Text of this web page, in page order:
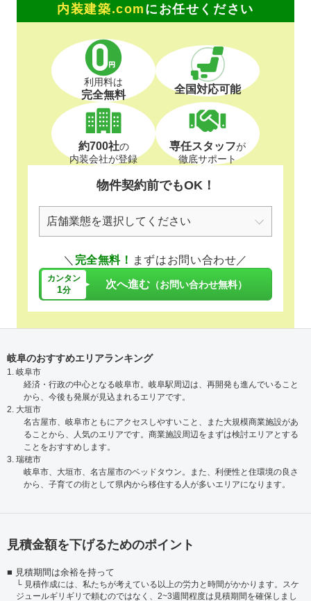
内装建築.com にお任せください
利用料は
完全無料 全国対応可能
約700社の
内装会社が登録
専任スタッフが
徹底サポート
物件契約前でもOK！
＼ 完全無料！ まずはお問い合わせ／
カンタン
1分 次へ進む （お問い合わせ無料）
岐阜のおすすめエリアランキング
1. 岐阜市
経済・行政の中心となる岐阜市。岐阜駅周辺は、再開発も進んでいること
から、今後も発展が見込まれるエリアです。
2. 大垣市
名古屋市、岐阜市ともにアクセスしやすいこと、また大規模商業施設があ
ることから、人気のエリアです。商業施設周辺をまずは検討エリアとする
ことをおすすめします。
3. 瑞穂市
岐阜市、大垣市、名古屋市のベッドタウン。また、利便性と住環境の良さ
から、子育ての街として県内から移住する人が多いエリアになります。
見積金額を下げるためのポイント
見積期間は余裕を持って
見積作成には、私たちが考えている以上の労力と時間がかかります。スケ
ジュールギリギリで頼むのではなく、2~3週間程度は見積期間を確保しまし